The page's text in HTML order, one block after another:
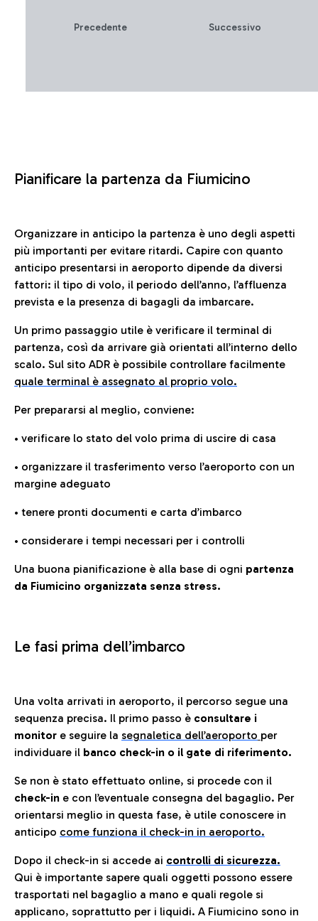
Precedente Successivo
Pianificare la partenza da Fiumicino
Organizzare in anticipo la partenza è uno degli aspetti
più importanti per evitare ritardi. Capire con quanto
anticipo presentarsi in aeroporto dipende da diversi
fattori: il tipo di volo, il periodo dell’anno, l’affluenza
prevista e la presenza di bagagli da imbarcare.
Un primo passaggio utile è verificare il terminal di
partenza, così da arrivare già orientati all’interno dello
scalo. Sul sito ADR è possibile controllare facilmente
quale terminal è assegnato al proprio volo.
Per prepararsi al meglio, conviene:
• verificare lo stato del volo prima di uscire di casa
• organizzare il trasferimento verso l’aeroporto con un
margine adeguato
• tenere pronti documenti e carta d’imbarco
• considerare i tempi necessari per i controlli
Una buona pianificazione è alla base di ogni partenza
da Fiumicino organizzata senza stress.
Le fasi prima dell’imbarco
Una volta arrivati in aeroporto, il percorso segue una
sequenza precisa. Il primo passo è consultare i
monitor e seguire la segnaletica dell’aeroporto per
individuare il banco check-in o il gate di riferimento.
Se non è stato effettuato online, si procede con il
check-in e con l’eventuale consegna del bagaglio. Per
orientarsi meglio in questa fase, è utile conoscere in
anticipo come funziona il check-in in aeroporto.
Dopo il check-in si accede ai controlli di sicurezza.
Qui è importante sapere quali oggetti possono essere
trasportati nel bagaglio a mano e quali regole si
applicano, soprattutto per i liquidi. A Fiumicino sono in